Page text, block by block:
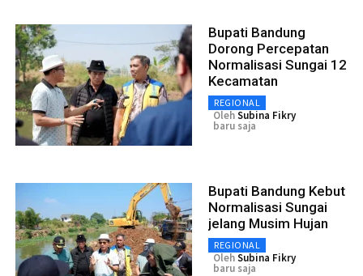
Bupati Bandung
Dorong Percepatan
Normalisasi Sungai 12
Kecamatan
REGIONAL
OlehSubina Fikry
baru saja
Bupati Bandung Kebut
Normalisasi Sungai
jelang Musim Hujan
REGIONAL
OlehSubina Fikry
baru saja